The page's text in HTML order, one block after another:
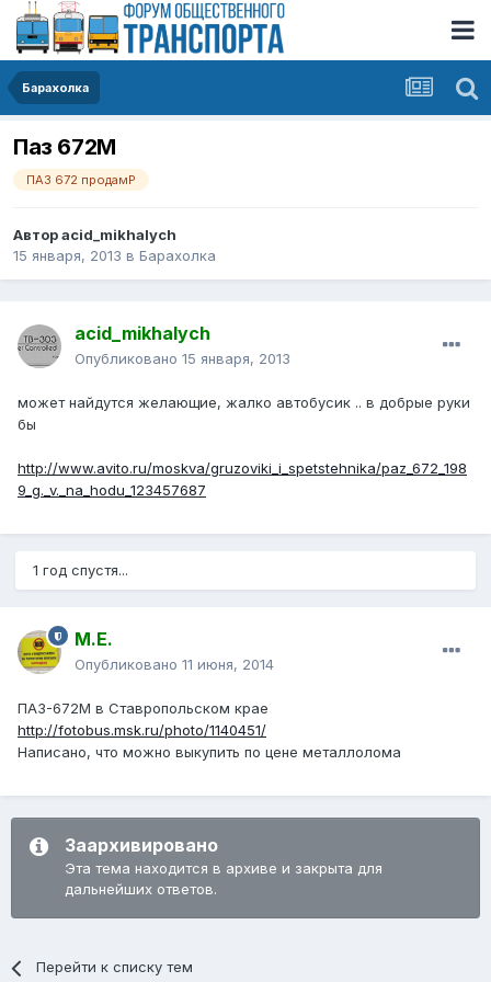
Барахолка
Паз 672М
ПАЗ 672 продамР
Авторacid_mikhalych
15 января, 2013 в Барахолка
acid_mikhalych
Опубликовано 15 января, 2013
может найдутся желающие, жалко автобусик .. в добрые руки
бы
http://www.avito.ru/moskva/gruzoviki_i_spetstehnika/paz_672_198
9_g._v._na_hodu_123457687
1 год спустя...
М.Е.
Опубликовано 11 июня, 2014
ПАЗ-672М в Ставропольском крае
http://fotobus.msk.ru/photo/1140451/
Написано, что можно выкупить по цене металлолома
Заархивировано
Эта тема находится в архиве и закрыта для
дальнейших ответов.
Перейти к списку тем